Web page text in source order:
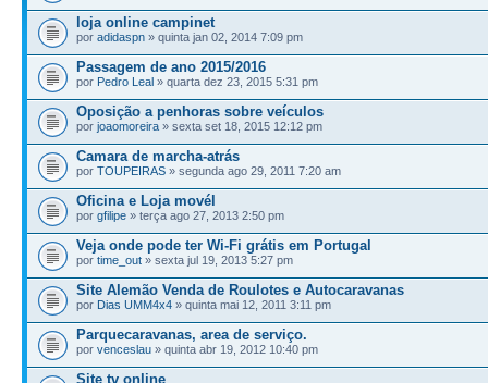
loja online campinet
por adidaspn » quinta jan 02, 2014 7:09 pm
Passagem de ano 2015/2016
por Pedro Leal » quarta dez 23, 2015 5:31 pm
Oposição a penhoras sobre veículos
por joaomoreira » sexta set 18, 2015 12:12 pm
Camara de marcha-atrás
por TOUPEIRAS » segunda ago 29, 2011 7:20 am
Oficina e Loja movél
por gfilipe » terça ago 27, 2013 2:50 pm
Veja onde pode ter Wi-Fi grátis em Portugal
por time_out » sexta jul 19, 2013 5:27 pm
Site Alemão Venda de Roulotes e Autocaravanas
por Dias UMM4x4 » quinta mai 12, 2011 3:11 pm
Parquecaravanas, area de serviço.
por venceslau » quinta abr 19, 2012 10:40 pm
Site tv online